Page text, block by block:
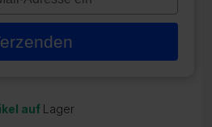
auf Lager